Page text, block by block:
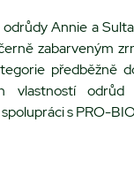
Annie a
zabarveným
předběžně
vlastností
s PRO-